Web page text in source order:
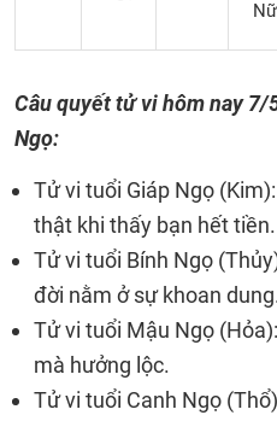
Nữ
Câu quyết tử vi hôm nay7/
Ngọ:
Tử vi tuổi Giáp Ngọ
thật khi thấy bạn hết tiền.
Tử vi tuổi Bính Ngọ
đời nằm ở sự khoan
Tử vi tuổi Mậu Ngọ
mà hưởng lộc.
Tử vi tuổi Canh Ngọ